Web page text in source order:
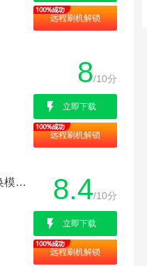
远程刷机解锁
8/10分
立即下载
远程刷机解锁
联想P770 刷机包 全局MIUI6 沉浸式状态栏 蝰蛇音效 储存切换模式 破解主题 色温调节 来电闪光灯 适合长期使用 8.4/10分
立即下载
远程刷机解锁